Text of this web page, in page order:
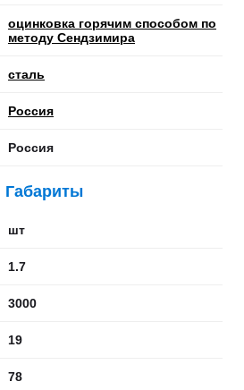
оцинковка горячим способом по
методу Сендзимира
сталь
Россия
Россия
Габариты
шт
1.7
3000
19
78